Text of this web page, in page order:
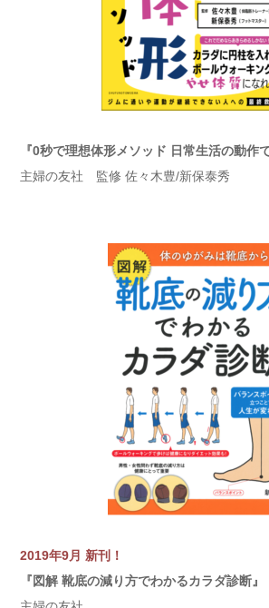
『0秒で理想体形メソッド 日常生活の動作
主婦の友社 監修 佐々木豊/新保泰秀
2019年9月 新刊！
『図解 靴底の減り方でわかるカラダ診断』